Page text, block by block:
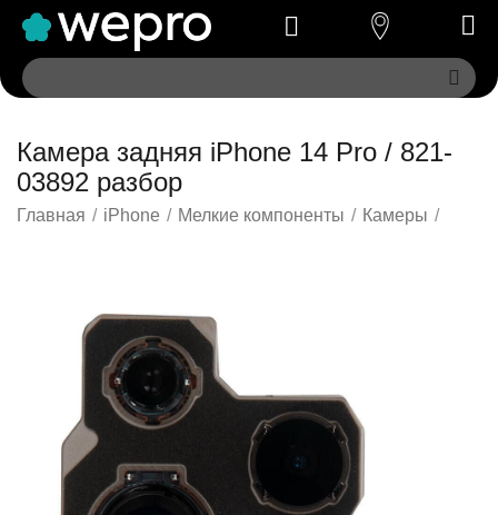
Камера задняя iPhone 14 Pro / 821-
03892 разбор
Главная / iPhone / Мелкие компоненты / Камеры /